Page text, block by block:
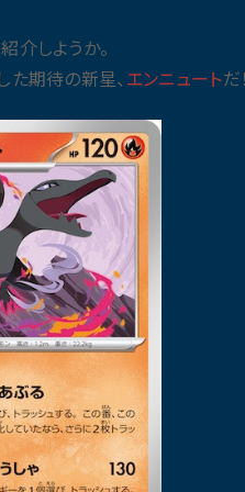
介しようか。
た期待の新星、 エンニュートだ